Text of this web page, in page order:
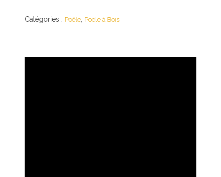
Catégories : Poêle Poêle à Bois